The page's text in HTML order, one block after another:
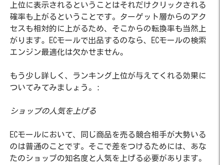
上位に表示されるということはそれだけクリックされる
確率も上がるということです。ターゲット層からのアク
セスも相対的に上がるため、そこからの転換率も当然上
がります。ECモールで出品するのなら、ECモールの検索
エンジン最適化は欠かせません。
もう少し詳しく、ランキング上位が与えてくれる効果に
ついてみてみましょう。:
ショップの人気を上げる
ECモールにおいて、同じ商品を売る競合相手が大勢いる
のは普通のことです。そこで差をつけるためには、あな
たのショップの知名度と人気を上げる必要があります。